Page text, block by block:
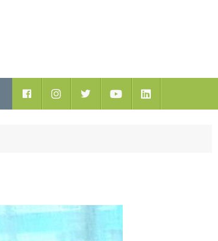
Facebook YoutubeLinkedIn